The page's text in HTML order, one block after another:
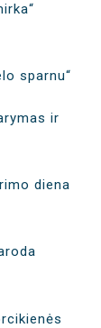
sparnu“
ir
diena